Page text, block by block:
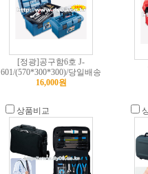
[정광]공구함6호 J-
601/(570*300*300)/당일배송
16,000원
상품비교